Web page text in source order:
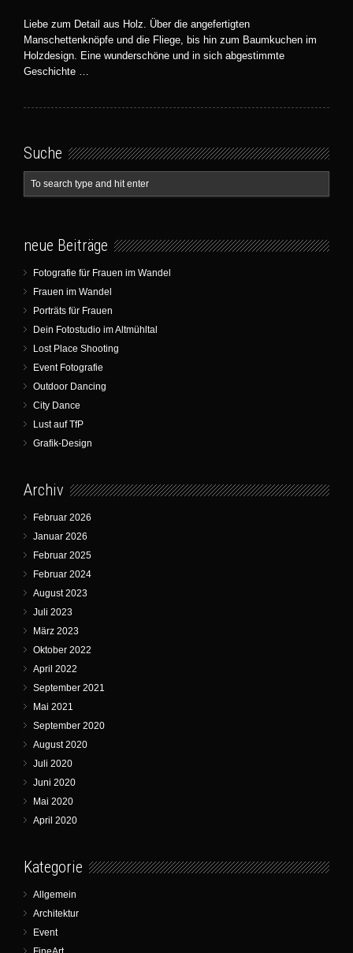
Liebe zum Detail aus Holz. Über die angefertigten
Manschettenknöpfe und die Fliege, bis hin zum Baumkuchen im
Holzdesign. Eine wunderschöne und in sich abgestimmte
Geschichte …
Suche
neue Beiträge
Fotografie für Frauen im Wandel
Frauen im Wandel
Porträts für Frauen
Dein Fotostudio im Altmühltal
Lost Place Shooting
Event Fotografie
Outdoor Dancing
City Dance
Lust auf TfP
Grafik-Design
Archiv
Februar 2026
Januar 2026
Februar 2025
Februar 2024
August 2023
Juli 2023
März 2023
Oktober 2022
April 2022
September 2021
Mai 2021
September 2020
August 2020
Juli 2020
Juni 2020
Mai 2020
April 2020
Kategorie
Allgemein
Architektur
Event